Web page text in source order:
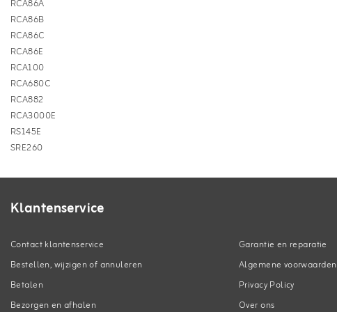
RCA86A
RCA86B
RCA86C
RCA86E
RCA100
RCA680C
RCA882
RCA3000E
RS145E
SRE260
Klantenservice
Contact klantenservice
Bestellen, wijzigen of annuleren
Betalen
Bezorgen en afhalen
Garantie en reparatie
Algemene voorwaarden
Privacy Policy
Over ons